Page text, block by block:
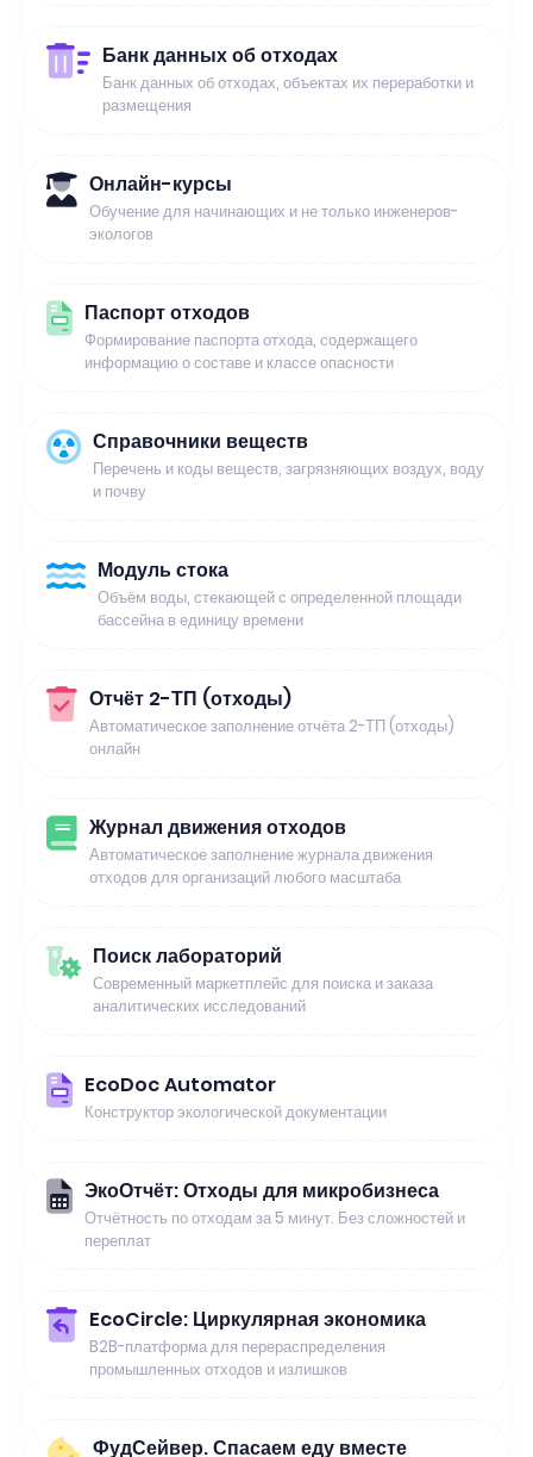
Банк данных об отходах
Банк данных об отходах, объектах их переработки и
размещения
Онлайн-курсы
Обучение для начинающих и не только инженеров-
экологов
Паспорт отходов
Формирование паспорта отхода, содержащего
информацию о составе и классе опасности
Справочники веществ
Перечень и коды веществ, загрязняющих воздух, воду
и почву
Модуль стока
Объём воды, стекающей с определенной площади
бассейна в единицу времени
Отчёт 2-ТП (отходы)
Автоматическое заполнение отчёта 2-ТП (отходы)
онлайн
Журнал движения отходов
Автоматическое заполнение журнала движения
отходов для организаций любого масштаба
Поиск лабораторий
Современный маркетплейс для поиска и заказа
аналитических исследований
EcoDoc Automator
Конструктор экологической документации
ЭкоОтчёт: Отходы для микробизнеса
Отчётность по отходам за 5 минут. Без сложностей и
переплат
EcoCircle: Циркулярная экономика
B2B-платформа для перераспределения
промышленных отходов и излишков
ФудСейвер. Спасаем еду вместе